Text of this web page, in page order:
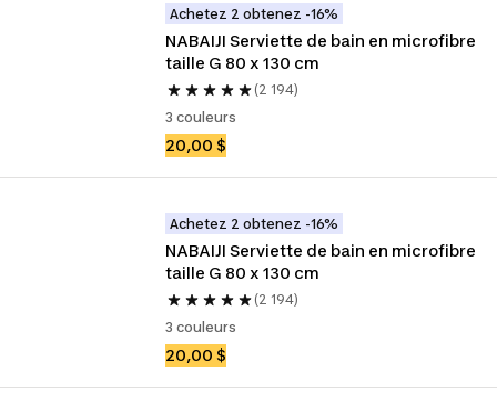
Achetez 2 obtenez -16%
NABAIJI Serviette de bain en microfibre
taille G 80 x 130 cm
(2 194)
3 couleurs
20,00 $
Achetez 2 obtenez -16%
NABAIJI Serviette de bain en microfibre
taille G 80 x 130 cm
(2 194)
3 couleurs
20,00 $